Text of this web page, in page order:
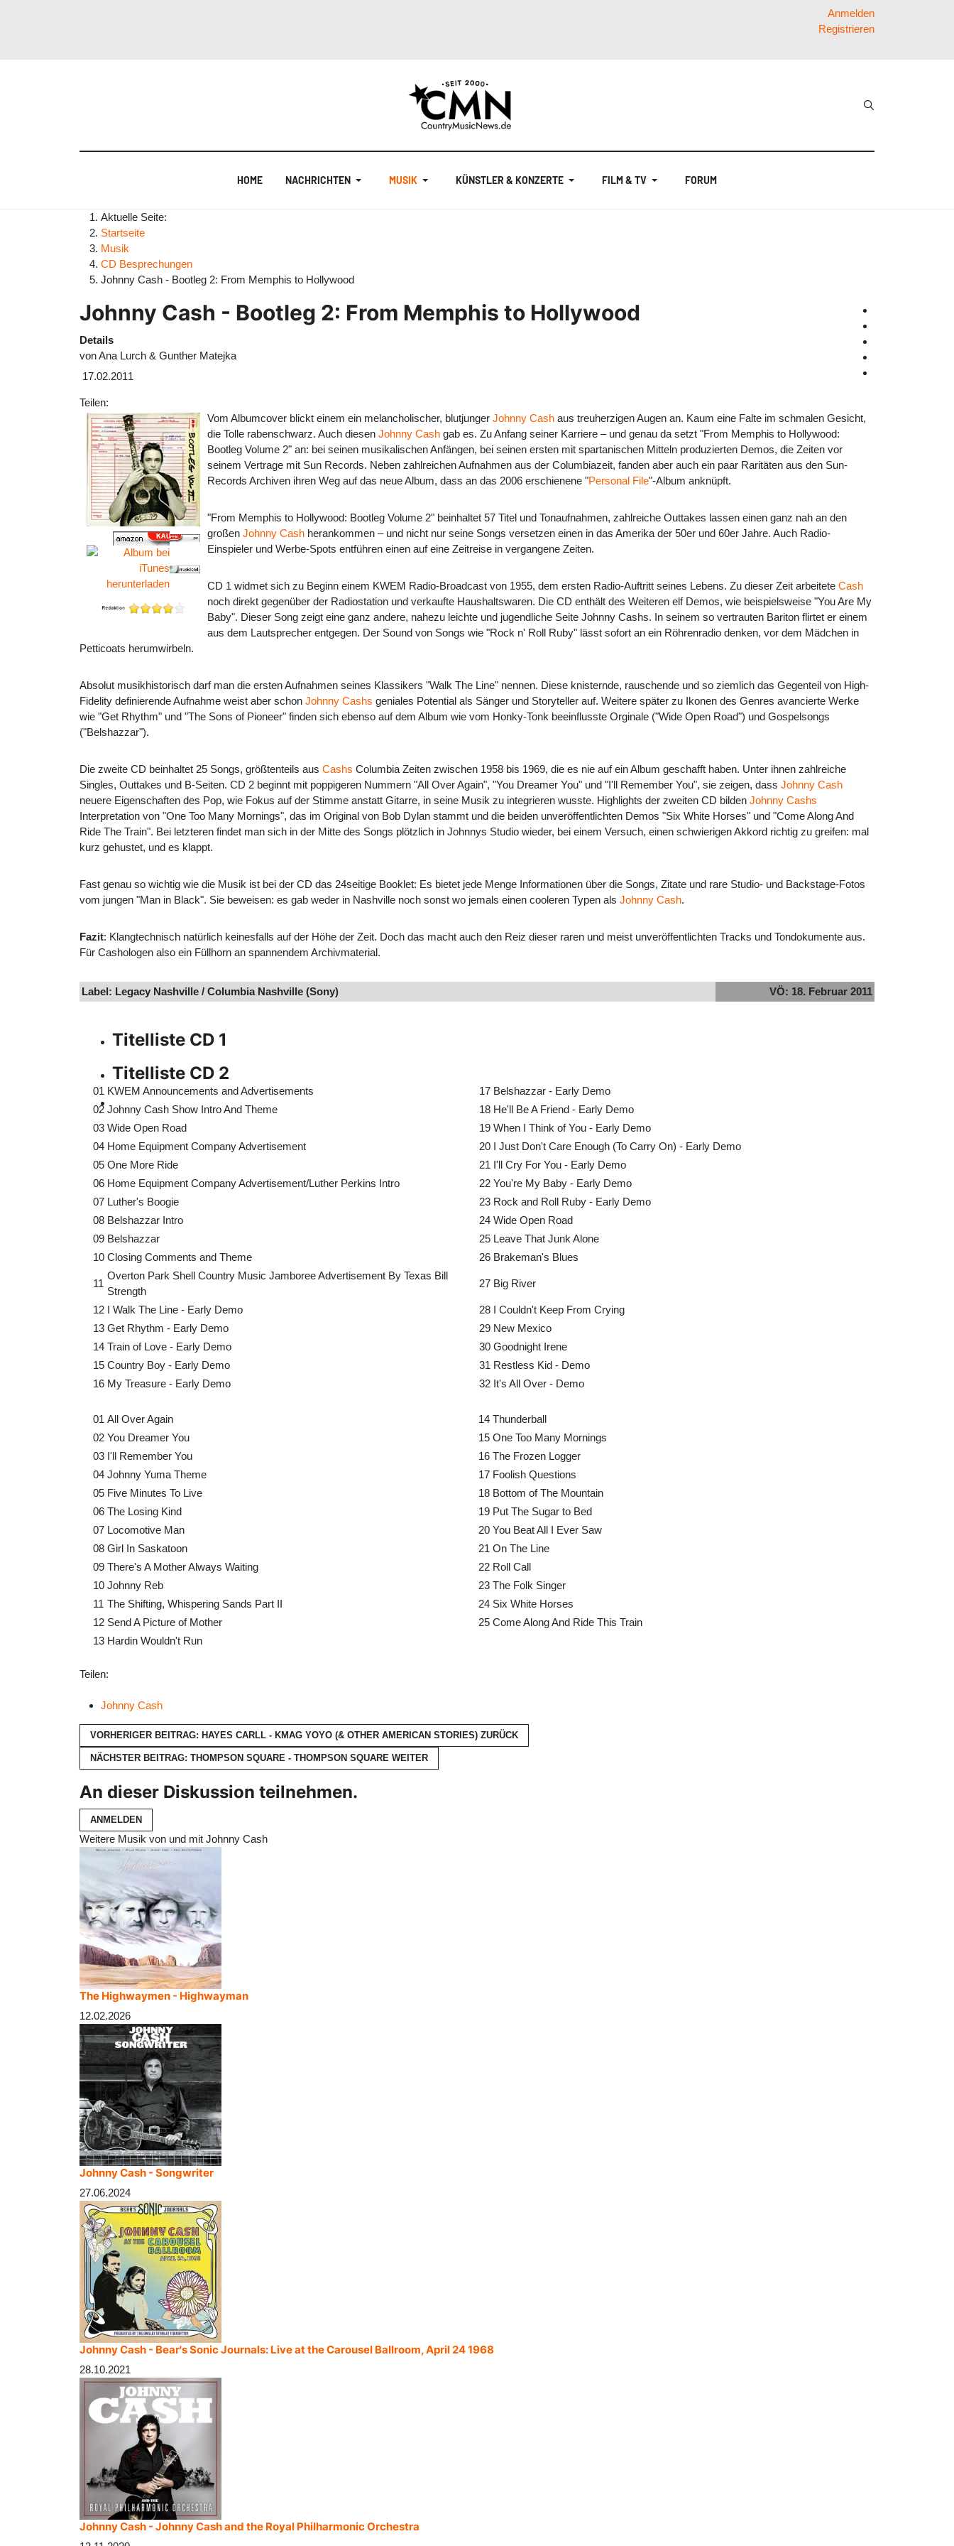
Anmelden
Registrieren
HOME NACHRICHTEN MUSIK KÜNSTLER & KONZERTE FILM & TV FORUM
Aktuelle Seite:
Startseite
Musik
CD Besprechungen
Johnny Cash - Bootleg 2: From Memphis to Hollywood
Johnny Cash - Bootleg 2: From Memphis to Hollywood
Details
vonAna Lurch & Gunther Matejka
17.02.2011
Teilen:
Vom Albumcover blickt einem ein melancholischer, blutjunger Johnny Cash aus treuherzigen Augen an. Kaum eine Falte im schmalen Gesicht,
die Tolle rabenschwarz. Auch diesen Johnny Cash gab es. Zu Anfang seiner Karriere – und genau da setzt "From Memphis to Hollywood:
Bootleg Volume 2" an: bei seinen musikalischen Anfängen, bei seinen ersten mit spartanischen Mitteln produzierten Demos, die Zeiten vor
seinem Vertrage mit Sun Records. Neben zahlreichen Aufnahmen aus der Columbiazeit, fanden aber auch ein paar Raritäten aus den Sun-
Records Archiven ihren Weg auf das neue Album, dass an das 2006 erschienene "Personal File"-Album anknüpft.
"From Memphis to Hollywood: Bootleg Volume 2" beinhaltet 57 Titel und Tonaufnahmen, zahlreiche Outtakes lassen einen ganz nah an den
großen Johnny Cash herankommen – und nicht nur seine Songs versetzen einen in das Amerika der 50er und 60er Jahre. Auch Radio-
Einspieler und Werbe-Spots entführen einen auf eine Zeitreise in vergangene Zeiten.
CD 1 widmet sich zu Beginn einem KWEM Radio-Broadcast von 1955, dem ersten Radio-Auftritt seines Lebens. Zu dieser Zeit arbeitete Cash
noch direkt gegenüber der Radiostation und verkaufte Haushaltswaren. Die CD enthält des Weiteren elf Demos, wie beispielsweise "You Are My
Baby". Dieser Song zeigt eine ganz andere, nahezu leichte und jugendliche Seite Johnny Cashs. In seinem so vertrauten Bariton flirtet er einem
aus dem Lautsprecher entgegen. Der Sound von Songs wie "Rock n' Roll Ruby" lässt sofort an ein Röhrenradio denken, vor dem Mädchen in
Petticoats herumwirbeln.
Absolut musikhistorisch darf man die ersten Aufnahmen seines Klassikers "Walk The Line" nennen. Diese knisternde, rauschende und so ziemlich das Gegenteil von High-
Fidelity definierende Aufnahme weist aber schon Johnny Cashs geniales Potential als Sänger und Storyteller auf. Weitere später zu Ikonen des Genres avancierte Werke
wie "Get Rhythm" und "The Sons of Pioneer" finden sich ebenso auf dem Album wie vom Honky-Tonk beeinflusste Orginale ("Wide Open Road") und Gospelsongs
("Belshazzar").
Die zweite CD beinhaltet 25 Songs, größtenteils aus Cashs Columbia Zeiten zwischen 1958 bis 1969, die es nie auf ein Album geschafft haben. Unter ihnen zahlreiche
Singles, Outtakes und B-Seiten. CD 2 beginnt mit poppigeren Nummern "All Over Again", "You Dreamer You" und "I'll Remember You", sie zeigen, dass Johnny Cash
neuere Eigenschaften des Pop, wie Fokus auf der Stimme anstatt Gitarre, in seine Musik zu integrieren wusste. Highlights der zweiten CD bilden Johnny Cashs
Interpretation von "One Too Many Mornings", das im Original von Bob Dylan stammt und die beiden unveröffentlichten Demos "Six White Horses" und "Come Along And
Ride The Train". Bei letzteren findet man sich in der Mitte des Songs plötzlich in Johnnys Studio wieder, bei einem Versuch, einen schwierigen Akkord richtig zu greifen: mal
kurz gehustet, und es klappt.
Fast genau so wichtig wie die Musik ist bei der CD das 24seitige Booklet: Es bietet jede Menge Informationen über die Songs, Zitate und rare Studio- und Backstage-Fotos
vom jungen "Man in Black". Sie beweisen: es gab weder in Nashville noch sonst wo jemals einen cooleren Typen als Johnny Cash.
Fazit: Klangtechnisch natürlich keinesfalls auf der Höhe der Zeit. Doch das macht auch den Reiz dieser raren und meist unveröffentlichten Tracks und Tondokumente aus.
Für Cashologen also ein Füllhorn an spannendem Archivmaterial.
Label: Legacy Nashville / Columbia Nashville (Sony) VÖ: 18. Februar 2011
Titelliste CD 1
Titelliste CD 2
01 KWEM Announcements and Advertisements 17 Belshazzar - Early Demo
02 Johnny Cash Show Intro And Theme 18 He'll Be A Friend - Early Demo
03 Wide Open Road 19 When I Think of You - Early Demo
04 Home Equipment Company Advertisement 20
I Just Don't Care Enough (To Carry On) - Early Demo
05 One More Ride 21 I'll Cry For You - Early Demo
06 Home Equipment Company Advertisement/Luther Perkins Intro 22 You're My Baby - Early Demo
07 Luther's Boogie 23 Rock and Roll Ruby - Early Demo
08 Belshazzar Intro 24 Wide Open Road
09 Belshazzar 25 Leave That Junk Alone
10 Closing Comments and Theme 26 Brakeman's Blues
11
Overton Park Shell Country Music Jamboree Advertisement By Texas Bill
Strength
27 Big River
12 I Walk The Line - Early Demo 28
I Couldn't Keep From Crying
13 Get Rhythm - Early Demo 29 New Mexico
14 Train of Love - Early Demo 30 Goodnight Irene
15 Country Boy - Early Demo 31 Restless Kid - Demo
16 My Treasure - Early Demo 32 It's All Over - Demo
01 All Over Again 14 Thunderball
02 You Dreamer You 15 One Too Many Mornings
03 I'll Remember You 16 The Frozen Logger
04 Johnny Yuma Theme 17 Foolish Questions
05 Five Minutes To Live 18 Bottom of The Mountain
06 The Losing Kind 19 Put The Sugar to Bed
07 Locomotive Man 20 You Beat All I Ever Saw
08 Girl In Saskatoon 21 On The Line
09 There's A Mother Always Waiting 22 Roll Call
10 Johnny Reb 23 The Folk Singer
11 The Shifting, Whispering Sands Part II 24 Six White Horses
12 Send A Picture of Mother 25 Come Along And Ride This Train
13 Hardin Wouldn't Run
Teilen:
Johnny Cash
VORHERIGER BEITRAG: HAYES CARLL - KMAG YOYO (& OTHER AMERICAN STORIES) ZURÜCK
NÄCHSTER BEITRAG: THOMPSON SQUARE - THOMPSON SQUARE WEITER
An dieser Diskussion teilnehmen.
ANMELDEN
Weitere Musik von und mit Johnny Cash
The Highwaymen - Highwayman
12.02.2026
Johnny Cash - Songwriter
27.06.2024
Johnny Cash - Bear's Sonic Journals: Live at the Carousel Ballroom, April 24 1968
28.10.2021
Johnny Cash - Johnny Cash and the Royal Philharmonic Orchestra